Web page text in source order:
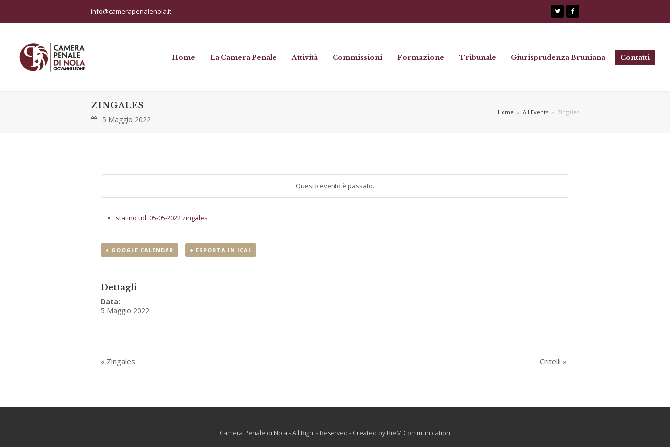
info@camerapenalenola.it Twitter
Home La Camera Penale Attività Commissioni Formazione Tribunale Giurisprudenza Bruniana Contatti
ZINGALES
5 Maggio 2022
Home » All Events » Zingales
Questo evento è passato.
statino ud. 05-05-2022 zingales
+ GOOGLE CALENDAR + ESPORTA IN ICAL
Dettagli
Data:
5 Maggio 2022
« Zingales Critelli »
Camera Penale di Nola - All Rights Reserved - Created by BieM Communication